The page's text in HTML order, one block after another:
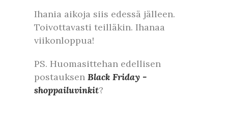
Ihania aikoja siis edessä jälleen.
Toivottavasti teilläkin. Ihanaa
viikonloppua!
PS. Huomasittehan edellisen
postauksen Black Friday -
shoppailuvinkit?